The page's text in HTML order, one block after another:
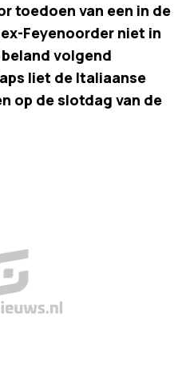
toedoen van een in de
Feyenoorder niet in
volgend
liet de Italiaanse
op de slotdag van de